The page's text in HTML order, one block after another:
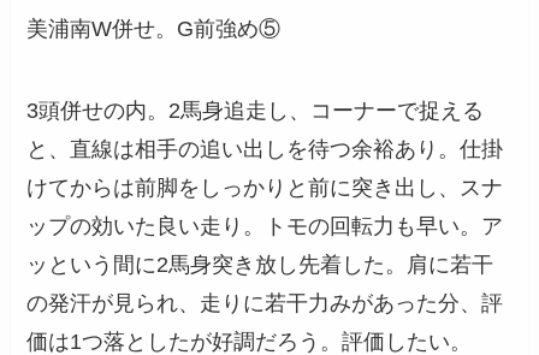
美浦南W併せ。G前強め⑤
3頭併せの内。2馬身追走し、コーナーで捉える
と、直線は相手の追い出しを待つ余裕あり。仕掛
けてからは前脚をしっかりと前に突き出し、スナ
ップの効いた良い走り。トモの回転力も早い。ア
ッという間に2馬身突き放し先着した。肩に若干
の発汗が見られ、走りに若干力みがあった分、評
価は1つ落としたが好調だろう。評価したい。